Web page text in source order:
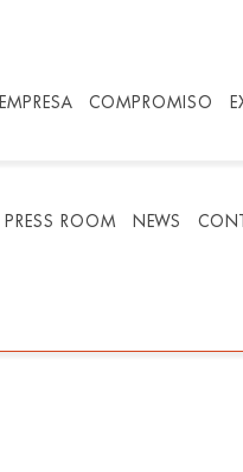
EMPRESA COMPROMISO
PRESS ROOM NEWS